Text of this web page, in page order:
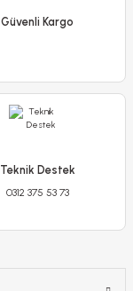
Güvenli Kargo
Teknik Destek
0312 375 53 73